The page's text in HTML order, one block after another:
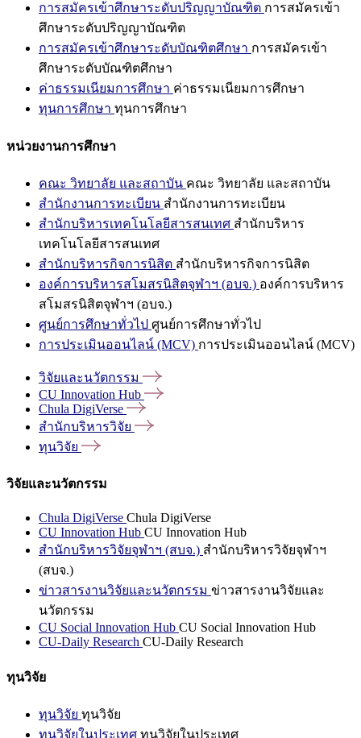
การสมัครเข้าศึกษาระดับปริญญาบัณฑิต การสมัครเข้า
ศึกษาระดับปริญญาบัณฑิต
การสมัครเข้าศึกษาระดับบัณฑิตศึกษา การสมัครเข้า
ศึกษาระดับบัณฑิตศึกษา
ค่าธรรมเนียมการศึกษา ค่าธรรมเนียมการศึกษา
ทุนการศึกษา ทุนการศึกษา
หน่วยงานการศึกษา
คณะ วิทยาลัย และสถาบัน คณะ วิทยาลัย และสถาบัน
สำนักงานการทะเบียน สำนักงานการทะเบียน
สำนักบริหารเทคโนโลยีสารสนเทศ สำนักบริหาร
เทคโนโลยีสารสนเทศ
สำนักบริหารกิจการนิสิต สำนักบริหารกิจการนิสิต
องค์การบริหารสโมสรนิสิตจุฬาฯ (อบจ.) องค์การบริหาร
สโมสรนิสิตจุฬาฯ (อบจ.)
ศูนย์การศึกษาทั่วไป ศูนย์การศึกษาทั่วไป
การประเมินออนไลน์ (MCV) การประเมินออนไลน์ (MCV)
วิจัยและนวัตกรรม
CU Innovation Hub
Chula DigiVerse
สำนักบริหารวิจัย
ทุนวิจัย
วิจัยและนวัตกรรม
Chula DigiVerse Chula DigiVerse
CU Innovation Hub CU Innovation Hub
สำนักบริหารวิจัยจุฬาฯ (สบจ.) สำนักบริหารวิจัยจุฬาฯ
(สบจ.)
ข่าวสารงานวิจัยและนวัตกรรม ข่าวสารงานวิจัยและ
นวัตกรรม
CU Social Innovation Hub CU Social Innovation Hub
CU-Daily Research CU-Daily Research
ทุนวิจัย
ทุนวิจัย ทุนวิจัย
ทุนวิจัยในประเทศ ทุนวิจัยในประเทศ